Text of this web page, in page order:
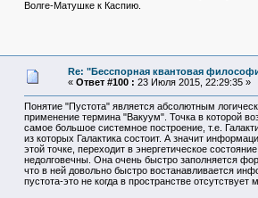
Волге-Матушке к Каспию.
Re: "Бесспорная квантовая
« Ответ #100 : 23 Июля 2015, 22:29:35 »
Понятие "Пустота" является абсолютным
применение термина "Вакуум". Точка в которой
самое большое системное построение, т.е.
из которых Галактика состоит. А значит
этой точке, переходит в энергетическое
недолговечны. Она очень быстро заполняется
что в ней довольно быстро востанавливается
пустота-это не когда в пространстве